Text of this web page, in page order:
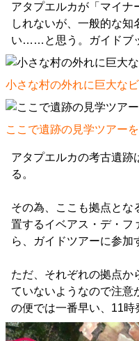
アタプエルカが「マイナ
しれないが、一般的な
い……と思う。ガイドブ
小さな村の外れに巨大な
ここで遺跡の見学ツアー
アタプエルカの考古遺跡
る。
その為、ここも拠点とな
置するイベアス・デ・フ
ら、ガイドツアーに参加
ただ、それぞれの拠点か
ていないようなので注意
の便では一番早い、11時